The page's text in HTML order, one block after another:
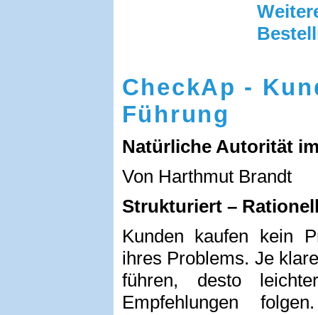
CheckAp -
Führung
Natürliche Autorität
Von Harthmut Brandt
Strukturiert –
Kunden kaufen kein
ihres Problems. Je
führen, desto
Empfehlungen